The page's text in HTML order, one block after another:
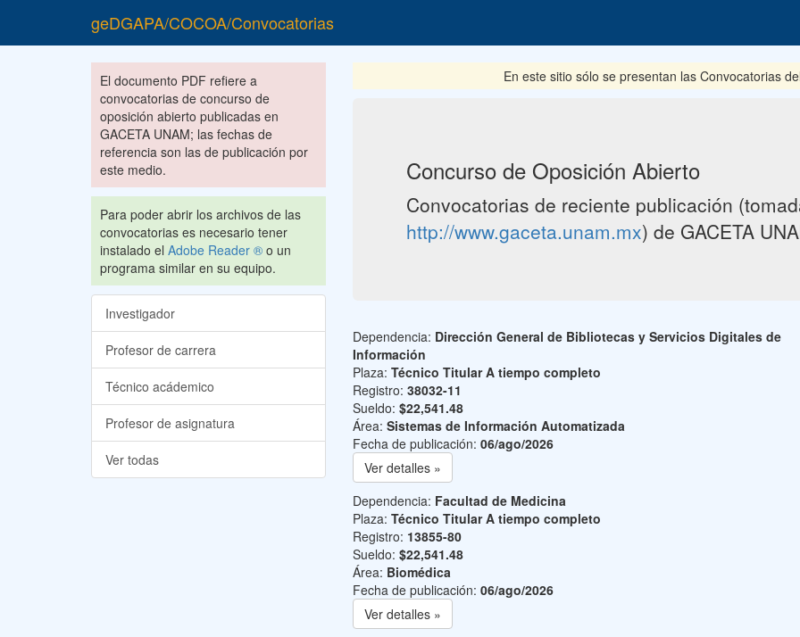
geDGAPA/COCOA/Convocatorias
El documento PDF refiere a
convocatorias de concurso de
oposición abierto publicadas en
GACETA UNAM; las fechas de
referencia son las de publicación por
este medio.
Para poder abrir los archivos de las
convocatorias es necesario tener
instalado el Adobe Reader ® o un
programa similar en su equipo.
Investigador
Profesor de carrera
Técnico acádemico
Profesor de asignatura
Ver todas
En este sitio sólo se presentan las Convocatorias del
Concurso de Oposición Abierto
Convocatorias de reciente publicación
http://www.gaceta.unam.mx) de GACETA
Dependencia: Dirección General de Bibliotecas y Servicios Digitales de
Información
Plaza: Técnico Titular A tiempo completo
Registro: 38032-11
Sueldo: $22,541.48
Área: Sistemas de Información Automatizada
Fecha de publicación: 06/ago/2026
Ver detalles »
Dependencia: Facultad de Medicina
Plaza: Técnico Titular A tiempo completo
Registro: 13855-80
Sueldo: $22,541.48
Área: Biomédica
Fecha de publicación: 06/ago/2026
Ver detalles »